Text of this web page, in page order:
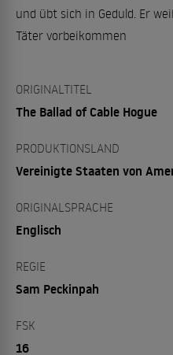
und übt sich in Geduld. Er
Täter vorbeikommen
ORIGINALTITEL
The Ballad of Cable Hogue
PRODUKTIONSLAND
Vereinigte Staaten von
ORIGINALSPRACHE
Englisch
REGIE
Sam Peckinpah
FSK
16